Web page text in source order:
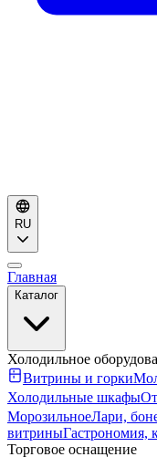
RU
Главная
Каталог
Холодильное
Витрины и горки
Холодильные шкафы
МорозильноеЛари,
витриныГастрономия,
Торговое оснащение